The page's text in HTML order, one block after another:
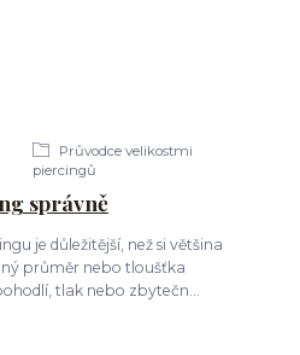
Průvodce velikostmi
piercingů
správně
je důležitější, než si většina
průměr nebo tloušťka
tlak nebo zbytečn...